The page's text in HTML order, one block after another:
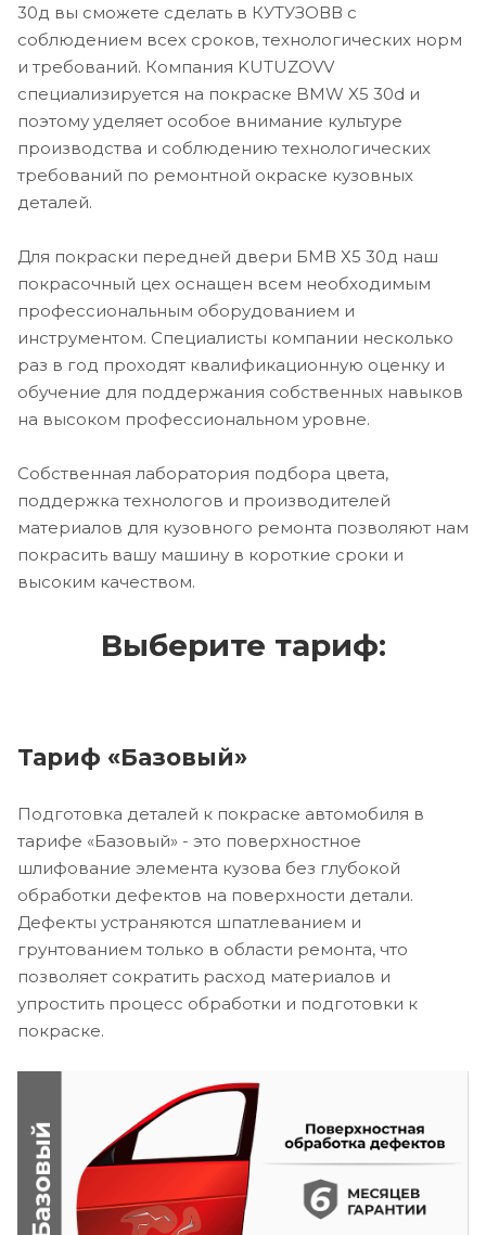
30д вы сможете сделать в КУТУЗОВВ с
соблюдением всех сроков, технологических норм
и требований. Компания KUTUZOVV
специализируется на покраске BMW X5 30d и
поэтому уделяет особое внимание культуре
производства и соблюдению технологических
требований по ремонтной окраске кузовных
деталей.
Для покраски передней двери БМВ Х5 30д наш
покрасочный цех оснащен всем необходимым
профессиональным оборудованием и
инструментом. Специалисты компании несколько
раз в год проходят квалификационную оценку и
обучение для поддержания собственных навыков
на высоком профессиональном уровне.
Собственная лаборатория подбора цвета,
поддержка технологов и производителей
материалов для кузовного ремонта позволяют нам
покрасить вашу машину в короткие сроки и
высоким качеством.
Выберите тариф:
Тариф «Базовый»
Подготовка деталей к покраске автомобиля в
тарифе «Базовый» - это поверхностное
шлифование элемента кузова без глубокой
обработки дефектов на поверхности детали.
Дефекты устраняются шпатлеванием и
грунтованием только в области ремонта, что
позволяет сократить расход материалов и
упростить процесс обработки и подготовки к
покраске.